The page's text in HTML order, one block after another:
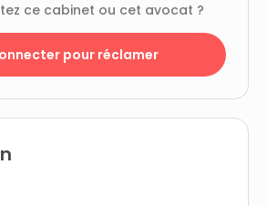
ce cabinet ou cet avocat ?
pour réclamer